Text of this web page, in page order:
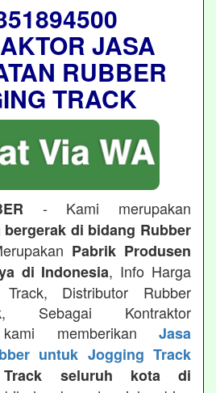
JASA
RUBBER
TRACK
- Kami merupakan
bergerak di bidang Rubber
Pabrik Produsen
di Indonesia, Info Harga
Distributor Rubber
Sebagai Kontraktor
kami memberikan Jasa
untuk Jogging Track
seluruh kota di